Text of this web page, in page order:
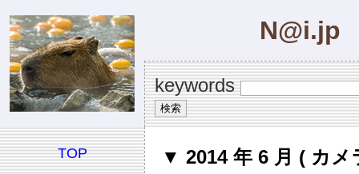
N@i.jp
keywords
TOP
▼ 2014 年 6 月 ( カメ